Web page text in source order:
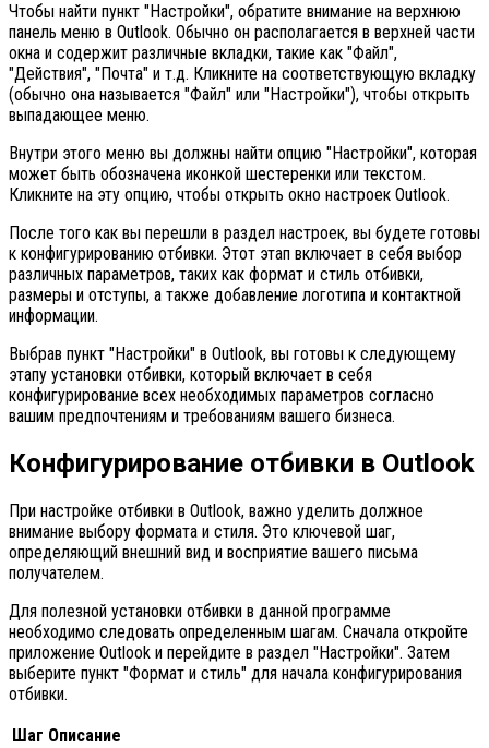
Чтобы найти пункт "Настройки", обратите внимание на верхнюю
панель меню в Outlook. Обычно он располагается в верхней части
окна и содержит различные вкладки, такие как "Файл",
"Действия", "Почта" и т.д. Кликните на соответствующую вкладку
(обычно она называется "Файл" или "Настройки"), чтобы открыть
выпадающее меню.
Внутри этого меню вы должны найти опцию "Настройки", которая
может быть обозначена иконкой шестеренки или текстом.
Кликните на эту опцию, чтобы открыть окно настроек Outlook.
После того как вы перешли в раздел настроек, вы будете готовы
к конфигурированию отбивки. Этот этап включает в себя выбор
различных параметров, таких как формат и стиль отбивки,
размеры и отступы, а также добавление логотипа и контактной
информации.
Выбрав пункт "Настройки" в Outlook, вы готовы к следующему
этапу установки отбивки, который включает в себя
конфигурирование всех необходимых параметров согласно
вашим предпочтениям и требованиям вашего бизнеса.
Конфигурирование отбивки в Outlook
При настройке отбивки в Outlook, важно уделить должное
внимание выбору формата и стиля. Это ключевой шаг,
определяющий внешний вид и восприятие вашего письма
получателем.
Для полезной установки отбивки в данной программе
необходимо следовать определенным шагам. Сначала откройте
приложение Outlook и перейдите в раздел "Настройки". Затем
выберите пункт "Формат и стиль" для начала конфигурирования
отбивки.
Шаг Описание